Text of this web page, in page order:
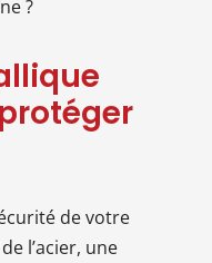
?
de votre
l’acier, une